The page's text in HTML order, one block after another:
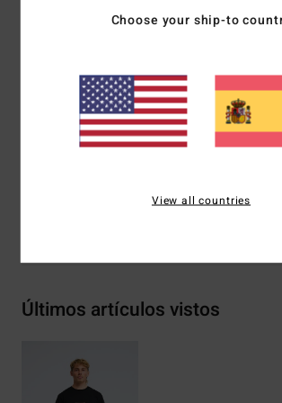
punto de algodón [160 g/m2]
Serigrafía en el pecho y la espalda
Etiqueta Billabong
Composición[Tejido principal] 70%
Últimos artículos vistos
Choose your ship-to
View all countries